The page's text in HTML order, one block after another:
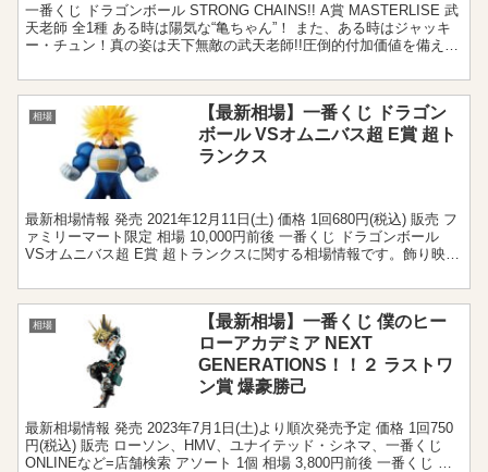
一番くじ ドラゴンボール STRONG CHAINS!! A賞 MASTERLISE 武
天老師 全1種 ある時は陽気な“亀ちゃん”！ また、ある時はジャッキ
ー・チュン！真の姿は天下無敵の武天老師!!圧倒的付加価値を備えた
相場
【最新相場】一番くじ ドラゴン
ボール VSオムニバス超 E賞 超ト
ランクス
最新相場情報 発売 2021年12月11日(土) 価格 1回680円(税込) 販売 フ
ァミリーマート限定 相場 10,000円前後 一番くじ ドラゴンボール
VSオムニバス超 E賞 超トランクスに関する相場情報です。飾り映え
相場
【最新相場】一番くじ 僕のヒー
ローアカデミア NEXT
GENERATIONS！！２ ラストワ
ン賞 爆豪勝己
最新相場情報 発売 2023年7月1日(土)より順次発売予定 価格 1回750
円(税込) 販売 ローソン、HMV、ユナイテッド・シネマ、一番くじ
ONLINEなど=店舗検索 アソート 1個 相場 3,800円前後 一番くじ 僕